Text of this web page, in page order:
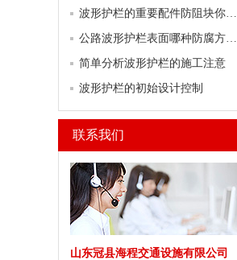
波形护栏的重要配件防阻块你了解多少？
公路波形护栏表面哪种防腐方式行之有效？
简单分析波形护栏的施工注意
波形护栏的初始设计控制
联系我们
山东冠县海程交通设施有限公司